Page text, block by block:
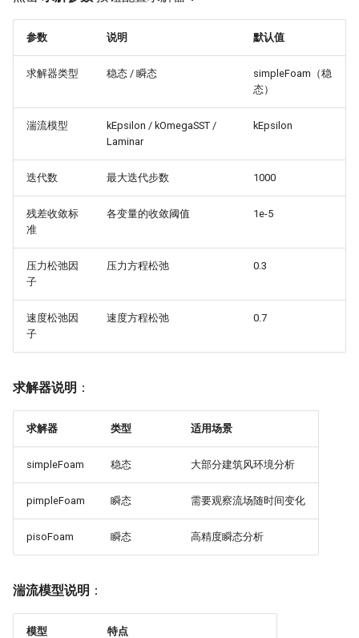
参数 说明 默认值
求解器类型 稳态 / 瞬态
simpleFoam（稳
态）
湍流模型
kEpsilon / kOmegaSST /
Laminar
kEpsilon
迭代数 最大迭代步数 1000
残差收敛标
准
各变量的收敛阈值 1e-5
压力松弛因
子
压力方程松弛 0.3
速度松弛因
子
速度方程松弛 0.7
求解器说明 ：
求解器 类型 适用场景
simpleFoam 稳态 大部分建筑风环境分析
pimpleFoam 瞬态 需要观察流场随时间变化
pisoFoam 瞬态 高精度瞬态分析
湍流模型说明 ：
模型 特点